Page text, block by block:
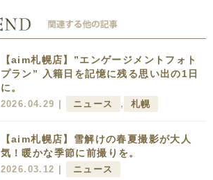
【aim札幌店】”エンゲージメントフォト
プラン” 入籍日を記憶に残る思い出の1日
に。
2026.04.29 | ニュース , 札幌
【aim札幌店】雪解けの春夏撮影が大人
気！暖かな季節に前撮りを。
2026.03.12 | ニュース